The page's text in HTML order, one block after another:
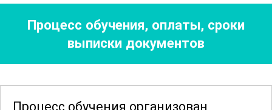
программными продуктами, которые
обеспечиваютуправление и контроль
за процессами записи и
воспроизведения данных. Это знание
техническим навыкам и поможет вам
Процесс обучения, оплаты, сроки
выписки документов
Процесс обучения организован